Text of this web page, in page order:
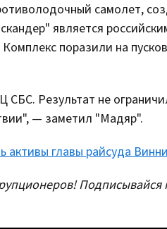
самолет,
является
поразили на
Результат не
— заметил "Мадяр".
активы главы райсуда
Подписывайся